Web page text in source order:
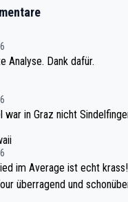
Analyse. Dank dafür.
war in Graz nicht
Average ist echt krass! 111+ ist für die
überragend und